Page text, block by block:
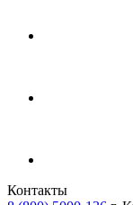
Контакты